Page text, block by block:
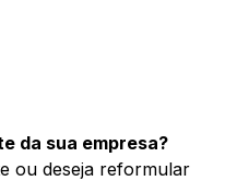
da sua empresa?
ou deseja reformular